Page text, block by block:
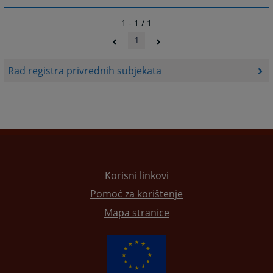
Rad registra privrednih subjekata
1 - 1 / 1
1
Korisni linkovi
Pomoć za korištenje
Mapa stranice